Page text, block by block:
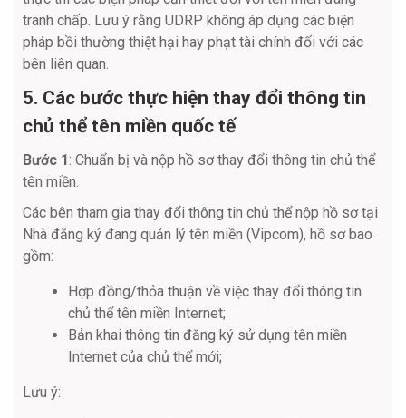
tranh chấp. Lưu ý rằng UDRP không áp dụng các biện
pháp bồi thường thiệt hại hay phạt tài chính đối với các
bên liên quan.
5. Các bước thực hiện thay đổi thông tin
chủ thể tên miền quốc tế
Bước 1: Chuẩn bị và nộp hồ sơ thay đổi thông tin chủ thể
tên miền.
Các bên tham gia thay đổi thông tin chủ thể nộp hồ sơ tại
Nhà đăng ký đang quản lý tên miền (Vipcom), hồ sơ bao
gồm:
Hợp đồng/thỏa thuận về việc thay đổi thông tin
chủ thể tên miền Internet;
Bản khai thông tin đăng ký sử dụng tên miền
Internet của chủ thể mới;
Lưu ý: